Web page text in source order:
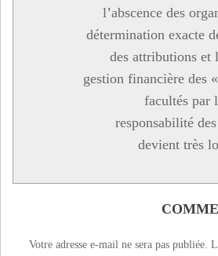
l’abscence des
détermination exacte
des attributions et
gestion financière des
facultés par
responsabilité
devient très
Votre adresse e-mail ne sera pas publiée.